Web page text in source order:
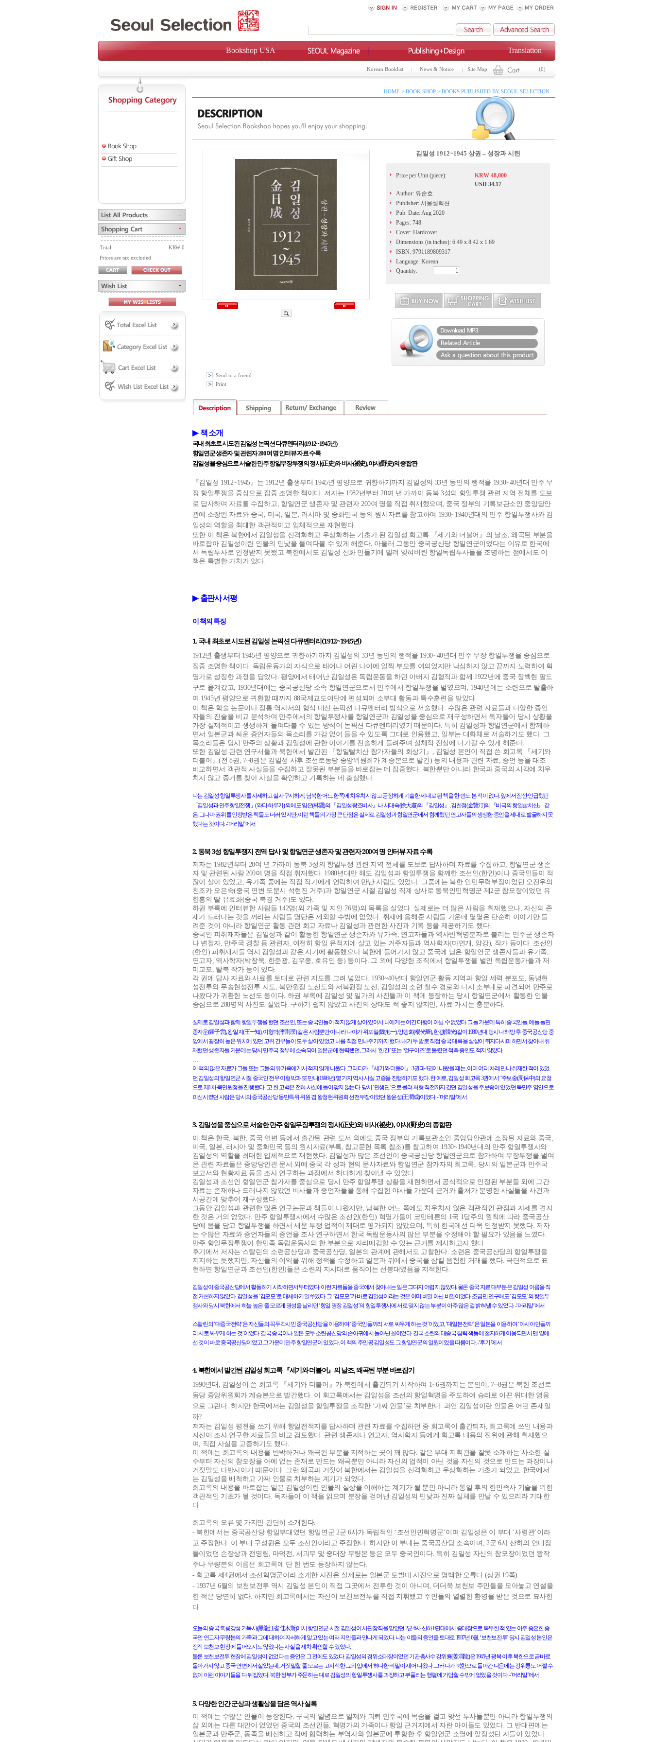
Bookshop USA Translation
Korean Booklist News & Notice Site Map (0)
Total
KRW 0
Prices are tax excluded
HOME > BOOK SHOP > BOOKS PUBLISHED BY SEOUL SELECTION
김일성 1912~1945 상권 – 성장과 시련
Price per Unit (piece):
KRW 48,000
USD 34.17
Author: 유순호
Publisher: 서울셀렉션
Pub. Date: Aug 2020
Pages: 748
Cover: Hardcover
Dimensions (in inches): 6.49 x 8.42 x 1.69
ISBN: 9791189809317
Language: Korean
Quantity:
Send to a friend
Print
▶책 소개
국내 최초로시도된김일성 논픽션다큐멘터리 (1912~1945년)
항일연군생존자및관련자200여 명인터뷰자료수록
김일성을중심으로서술한만주항일무장투쟁의 정사(正史)와비사(祕史),야사(野史)의 종합판
『김일성 1912~1945』는 1912년 출생부터 1945년 평양으로 귀향하기까지 김일성의 33년 동안의 행적을 1930~40년대 만주 무
장 항일투쟁을 중심으로 집중 조명한 책이다. 저자는 1982년부터20여 년 가까이 동북 3성의 항일투쟁 관련 지역 전체를 도보
로 답사하며 자료를 수집하고, 항일연군 생존자 및 관련자 200여 명을 직접 취재했으며 , 중국 정부의 기록보관소인 중앙당안
관에 소장된 자료와 중국, 미국, 일본, 러시아 및 중화민국 등의 원시자료를 참고하여 1930~1940년대의 만주 항일투쟁사와 김
일성의 역할을 최대한 객관적이고 입체적으로 재현했다.
또한 이 책은 북한에서 김일성을 신격화하고 우상화하는 기초가 된 김일성 회고록 『세기와 더불어』의 날조, 왜곡된 부분을
바로잡아 김일성이란 인물의 민낯을 들여다볼 수 있게 해준다. 아울러 그동안 중국공산당 항일연군이었다는 이유로 한국에
서 독립투사로 인정받지 못했고 북한에서도 김일성 신화 만들기에 밀려 잊혀버린 항일독립투사들을 조명하는 점에서도 이
책은 특별한 가치가 있다.
▶ 출판사서평
이 책의 특징
1.국내 최초로시도된 김일성 논픽션다큐멘터리(1912~1945년)
1912년 출생부터 1945년 평양으로 귀향하기까지 김일성의33년 동안의 행적을 1930~40년대 만주 무장 항일투쟁을 중심으로
집중 조명한 책이다 독립운동가의 자식으로 태어나 어린 나이에 일찍 부모를 여의었지만 낙심하지 않고 끝까지 노력하여 혁
명가로 성장한 과정을 담았다. 평양에서 태어난 김일성은 독립운동을 하던 아버지 김형직과 함께 1922년에 중국 장백현 팔도
구로 옮겨갔고 , 1930년대에는 중국공산당 소속 항일연군으로서 만주에서 항일투쟁을 벌였으며 , 1940년에는 소련으로 탈출하
여 1945년 평양으로 귀환할 때까지 88국제교도여단에 편성되어 소부대 활동과 특수훈련을 받았다.
이 책은 학술 논문이나 정통 역사서의 형식 대신 논픽션 다큐멘터리 방식으로 서술했다 수많은 관련 자료들과 다양한 증언
자들의 진술을 비교 분석하여 만주에서의 항일투쟁사를 항일연군과 김일성을 중심으로 재구성하면서 독자들이 당시 상황을
가장 실제적이고 생생하게 들여다볼 수 있는 방식이 논픽션 다큐멘터리였기 때문이다. 특히 김일성과 항일연군에서 함께하
면서 일본군과 싸운 증언자들의 목소리를 가감 없이 들을 수 있도록 그대로 인용했고
일부는 대화체로 서술하기도 했다. 그
목소리들은 당시 만주의 상황과 김일성에 관한 이야기를 진솔하게 들려주며 실체적 진실에 다가갈 수 있게 해준다.
또한 김일성 관련 연구서들과 북한에서 발간된 『항일빨치산 참가자들의 회상기』
김일성 본인이 직접 쓴 회고록 『세기와
더불어』(전 8권 , 7~8권은 김일성 사후 조선로동당 중앙위원회가 계승본으로 발간) 등의 내용과 관련 자료
증언 등을 대조
비교하면서 객관적 사실들을 수집하고 잘못된 부분들을 바로잡는 데 집중했다 북한뿐만 아니라 한국과 중국의 시각에 치우
치지 않고 증거를 찾아 사실을 확인하고 기록하는 데 충실했다.
나는 김일성항일투쟁사를자세하고 실사구시하게, 남북한어느한쪽에치우치지않고 공정하게 기술한제대로 된책을한 번도 본적이없다. 앞에서잠깐언급했던
「김일성과 만주항일전쟁」(와다하루키)외에도 임은(林隱)의 『김일성왕조비사』 나서대숙(徐大肅)의 『김일성』 김찬정(金贊汀)의 『비극의항일빨치산』
같
은, 그나마권위를 인정받은책들도 더러있지만, 이런책들의가장큰단점은실제로 김일성과항일연군에서 함께했던연고자들의생생한 증언을제대로 발굴하지못
했다는것이다. -‘머리말’에서
2.동북3성 항일투쟁지 전역 답사 및항일연군생존자및관련자200여명 인터뷰자료수록
저자는 1982년부터 20여 년 가까이 동북3성의 항일투쟁 관련 지역 전체를 도보로 답사하며 자료를 수집하고, 항일연군 생존
자 및 관련된 사람 200여 명을 직접 취재했다. 1980년대만 해도 김일성과 항일투쟁을 함께한 조선인(한인)이나 중국인들이 적
잖이 살아 있었고, 유가족 중에는 직접 작가에게 연락하여 만난 사람도 있었다. 그중에는 북한 인민무력부장이었던 오진우의
친조카 오은숙(중국 연변 도문시 석현진 거주)과 항일연군 시절 김일성 직계 상사로 동북인민혁명군 제2군 참모장이었던 유
한흥의 딸 유효화(중국 북경 거주)도 있다.
하권 부록에 인터뷰한 사람들 142명(외 가족 및 지인 76명)의 목록을 실었다. 실제로는 더 많은 사람을 취재했으나, 자신의 존
재가 드러나는 것을 꺼리는 사람들 명단은 제외할 수밖에 없었다. 취재에 응해준 사람들 가운데 몇몇은 단순히 이야기만 들
려준 것이 아니라 항일연군 활동 관련 회고 자료나 김일성과 관련한 사진과 기록 등을 제공하기도 했다.
중국인 피취재자들은 김일성과 같이 활동한 항일연군 생존자와 유가족, 연고자들과 역사반혁명분자로 불리는 만주군 생존자
나 변절자, 만주국 경찰 등 관련자, 여전히 항일 유적지에 살고 있는 거주자들과 역사학자(마연개 , 양강), 작가 등이다. 조선인
(한인) 피취재자들 역시 김일성과 같은 시기에 활동했으나 북한에 들어가지 않고 중국에 남은 항일연군 생존자들과 유가족,
연고자, 역사학자(박창욱, 한준광, 김우종, 호유인 등) 등이다. 그 외에 다양한 조직에서 항일투쟁을 벌인 독립운동가들과 재
미교포, 탈북 작가 등이 있다.
각 권에 답사 자료와 사료를 토대로 관련 지도를 그려 넣었다. 1930~40년대 항일연군 활동 지역과 항일 세력 분포도, 동녕현
성전투와 무송현성전투 지도, 북만원정 노선도와 서북원정 노선 , 김일성의 소련 철수 경로와 다시 소부대로 파견되어 만주로
나왔다가 귀환한 노선도 등이다. 하권 부록에 김일성 및 일가의 사진들과 이 책에 등장하는 당시 항일연군에서 활동한 인물
중심으로 288명의 사진도 실었다. 구하기 쉽지 않았고 사진의 상태도 썩 좋지 않지만,사료 가치는 충분하다.
실제로김일성과 함께 항일투쟁을했던 조선인,또는중국인들이 적지 않게 살아있어서 나에게는여간다행이 아닐 수없었다.그들가운데 특히 중국인들,예들들면
종자운(鍾子雲),왕일지(王一知),이형박(李荆璞)같은사람뿐만아니라나아가위포일(魏抱一),양광화(楊光華),한광(韓光)같이 1930년대 당시나해방후 중국공산당 중
앙에서 굉장히 높은위치에 있던 고위 간부들이 모두살아있었고 나를 직접 만나주기까지 했다.내가두발로직접 중국대륙을샅샅이 뒤지다시피 하면서 찾아내취
재했던생존자들 가운데는 당시 만주국 정부에 소속되어 일본군에 협력했던,그래서 ‘한간’또는‘얼구이즈’로불렸던적측증인도 적지 않았다.
…
이 책의 많은자료가 그들 또는 그들의 유가족에게서 적지 않게 나왔다.그러다가 『세기와더불어』 3권과4권이 나왔을때는,이미 여러 차례 만나취재한 적이 있었
던 김일성의 항일연군시절 중국인전우이형박과 또만나(1998년)몇가지 역사사실 고증을 진행하기도했다.한예로,김일성회고록3권에서“주보중(周保中)의 요청
으로제 1차북만원정을진행했다.”고 한고백은 전혀 사실에 들어맞지 않는다.당시 ‘민생단’으로몰려 처형직전까지 갔던 김일성을주보중이 있었던북만주 영안으로
피신시켰던사람은당시의 중국공산당동만특위 위원 겸 왕청현위원회 선전부장이었던 왕윤성(王潤成)이었다. -‘머리말’에서
3.김일성을 중심으로서술한만주항일무장투쟁의정사(正史)와 비사(祕史),야사(野史)의종합판
이 책은 한국 북한, 중국 연변 등에서 출간된 관련 도서 외에도 중국 정부의 기록보관소인 중앙당안관에 소장된 자료와 중국
미국 일본 러시아 및 중화민국 등의 원시자료(부록 참고문헌 목록 참조)를 참고하여 1930~1940년대의 만주 항일투쟁사와
김일성의 역할을 최대한 입체적으로 재현했다. 김일성과 많은 조선인이 중국공산당 항일연군으로 참가하여 무장투쟁을 벌여
온 관련 자료들은 중앙당안관 문서 외에 중국 각 성과 현의 문사자료와 항일연군 참가자의 회고록
당시의 일본군과 만주국
보고서와 현황자료 등을 조사 연구하는 과정에서 허다하게 찾아낼 수 있었다
김일성과 조선인 항일연군 참가자를 중심으로 당시 만주 항일투쟁 상황을 재현하면서 공식적으로 인정된 부분들 외에 그간
자료는 존재하나 드러나지 않았던 비사들과 증언자들을 통해 수집한 야사들 가운데 근거와 출처가 분명한 사실들을 사건과
시공간에 맞추어 재구성했다.
그동안 김일성과 관련한 많은 연구논문과 책들이 나왔지만, 남북한 어느 쪽에도 치우치지 않은 객관적인 관점과 자세를 견지
한 것은 거의 없었다. 만주 항일투쟁사에서 수많은 조선인(한인) 혁명가들이 코민테른의 1 국 1 당주의 원칙에 따라 중국공산
당에 몸을 담고 항일투쟁을 하면서 세운 투쟁 업적이 제대로 평가되지 않았으며
특히 한국에선 더욱 인정받지 못했다. 저자
는 수많은 자료와 증언자들의 증언을 조사 연구하면서 한국 독립운동사의 많은 부분을 수정해야 할 필요가 있음을 느꼈다.
만주 항일무장투쟁이 한민족 독립운동사의 한 부분으로 자리매김할 수 있는 근거를 제시하고자 했다
후기에서 저자는 스탈린의 소련공산당과 중국공산당, 일본의 관계에 관해서도 고찰한다. 소련은 중국공산당의 항일투쟁을
지지하는 듯했지만, 자신들의 이익을 위해 정책을 수정하고 일본과 뒤에서 중국을 삼킬 음험한 거래를 했다. 극단적으로 표
현하면 항일연군과 조선인(한인)들은 소련의 지시대로 움직이는 선봉대였음을 지적한다.
김일성이 중국공산당에서 활동하기 시작하면서부터였다.이런자료들을중국에서 찾아내는일은그다지 어렵지 않았다. 물론 중국자료대부분은김일성 이름을직
접 거론하지 않았다. 김일성을‘김모모’로대체하기 일쑤였다.그‘김모모’가바로김일성이라는 것은 이미 비밀 아닌 비밀이었다.조금만연구해도‘김모모’의 항일투
쟁사와당시 북한에서 하늘 높은 줄모르게 명성을날리던‘항일 명장 김일성’의 항일투쟁사에 서로맞지 않는부분이 아주많은걸 밝혀낼수있었다. -‘머리말’에서
스탈린의 ‘대중국전략’은자신들의 꼭두각시인중국공산당을이용하여 ‘중국인들끼리 서로싸우게 하는것’이었고,‘대일본전략’은일본을 이용하여 ‘아시아인들끼
리 서로싸우게 하는 것’이었다.결국중국이나 일본 모두 소련공산당의 손아귀에서 놀아난꼴이었다.결국소련의 대중국침략책동에 철저하게 이용되면서 맨 앞에
선 것이 바로중국공산당이었고그가운데 만주항일연군이 있었다.이 책의 주인공김일성도 그항일연군의 일원이었을따름이다. -‘후기’에서
4.북한에서 발간된 김일성회고록 『세기와더불어』의날조,왜곡된 부분 바로잡기
1990년대 김일성이 쓴 회고록 『세기와 더불어』가 북한에서 출간되기 시작하여 1~6권까지는 본인이 , 7~8권은 북한 조선로
동당 중앙위원회가 계승본으로 발간했다. 이 회고록에서는 김일성을 조선의 항일혁명을 주도하여 승리로 이끈 위대한 영웅
으로 그린다. 하지만 한국에서는 김일성을 항일투쟁을 조작한 ‘가짜 인물’로 치부한다. 과연 김일성이란 인물은 어떤 존재일
까?
저자는 김일성 평전을 쓰기 위해 항일전적지를 답사하며 관련 자료를 수집하던 중 회고록이 출간되자, 회고록에 쓰인 내용과
자신이 조사 연구한 자료들을 비교 검토했다. 관련 생존자나 연고자, 역사학자 등에게 회고록 내용의 진위에 관해 취재했으
며
직접 사실을 고증하기도 했다.
이 책에는 회고록의 내용을 반박하거나 왜곡된 부분을 지적하는 곳이 꽤 많다. 같은 부대 지휘관을 잘못 소개하는 사소한 실
수부터 자신의 참모장을 아예 없는 존재로 만드는 왜곡뿐만 아니라 자신의 업적이 아닌 것을 자신의 것으로 만드는 과장이나
거짓말도 다반사이기 때문이다. 그런 왜곡과 거짓이 북한에서는 김일성을 신격화하고 우상화하는 기초가 되었고
한국에서
는 김일성을 배척하고 가짜 인물로 치부하는 계기가 되었다
회고록의 내용을 바로잡는 일은 김일성이란 인물의 실상을 이해하는 계기가 될 뿐만 아니라 통일 후의 한민족사 기술을 위한
객관적인 기초가 될 것이다. 독자들이 이 책을 읽으며 분장을 걷어낸 김일성의 민낯과 진짜 실체를 만날 수 있으리라 기대한
다.
회고록의 오류 몇 가지만 간단히 소개한다.
- 북한에서는 중국공산당 항일부대였던 항일연군 2군 6사가 독립적인 ‘조선인민혁명군’이며 김일성은 이 부대 ‘사령관’이라
고 주장한다. 이 부대 구성원은 모두 조선인이라고 주장한다.하지만 이 부대는 중국공산당 소속이며 , 2군 6사 산하의 연대장
들이었던 손장상과 전영림
마덕전 서괴무 및 중대장 무량본 등은 모두 중국인이다. 특히 김일성 자신의 참모장이었던 왕작
주나 무량본의 이름은 회고록에 단 한 번도 등장하지 않는다.
- 회고록 제4권에서 조선혁명군이라 소개한 사진은 실제로는 일본군 토벌대 사진으로 명백한 오류다.(상권 19쪽)
- 1937년 6월의 보천보전투 역시 김일성 본인이 직접 그곳에서 전투한 것이 아니며
더더욱 보천보 주민들을 모아놓고 연설을
한 적은 당연히 없다.하지만 회고록에서는 자신이 보천보전투를 직접 지휘했고 주민들의 열렬한 환영을 받은 것으로 묘사한
다.
오늘의중국흑룡강성 가목사(黑龍江省佳木斯)에서항일연군시절 김일성이사단장직을맡았던2군6사산하8연대에서 중대장으로 복무한적 있는 아주 중요한중
국인 연고자무량본의 가족과 그에대하여자세하게알고 있는여러지인들과 만나게되었다. 나는 이들의증언을 토대로 1937년6월 ‘보천보전투’ 당시 김일성본인은
정작 보천보 현장에 들어오지도 않았다는사실을재차확인할 수있었다.
물론 보천보전투 현장에김일성이 없었다는증언은 그 전에도 있었다. 김일성의경위소대장이었던기관총사수강위룡(姜渭龍)은1945년광복이후북한으로 곧바로
돌아가지 않고 중국연변에서살았는데, 거짓말할 줄 모르는 고지식한그의입에서허다한비밀이새어나왔다. 그러다가 북한으로 돌아간 다음에는강위룡도 어쩔수
없이 이런 이야기들을 다뒤집었다. 북한정부가 주문하는대로 김일성의항일투쟁사를과장하고 부풀리는행렬에가담할수밖에 없었을것이다. -‘머리말’에서
5.다양한인간군상과생활상을담은역사실록
이 책에는 수많은 인물이 등장한다. 구국의 일념으로 일제와 괴뢰 만주국에 목숨을 걸고 맞선 투사들뿐만 아니라 항일투쟁의
삶 외에는 다른 대안이 없었던 중국의 조선인들, 혁명가의 가족이나 항일 근거지에서 자란 아이들도 있었다. 그 반대편에는
일본군과 만주군, 동족을 배신하고 적에 협력하는 부역자와 일본군에 투항한 후 항일연군 소멸에 앞장섰던 자들이 있었다.